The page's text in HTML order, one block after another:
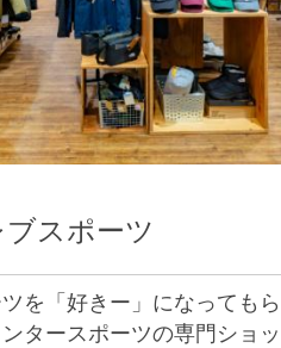
スポーツ
を「好きー」になっても
タースポーツの専門ショ